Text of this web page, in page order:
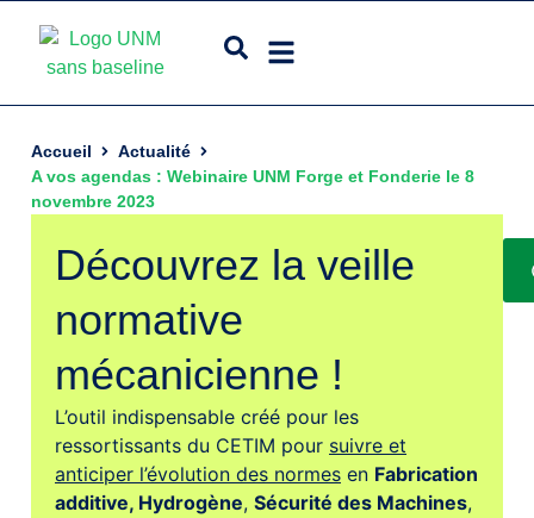
Accueil
Actualité
A vos agendas : Webinaire UNM Forge et Fonderie le 8
novembre 2023
Découvrez la veille
normative
mécanicienne !
L’outil indispensable créé pour les
ressortissants du CETIM pour suivre et
anticiper l’évolution des normes en Fabrication
additive, Hydrogène, Sécurité des Machines,